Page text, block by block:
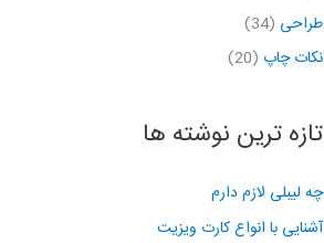
طراحی (34)
نکات چاپ (20)
تازه ترین نوشته ها
چه لیبلی لازم دارم
آشنایی با انواع کارت ویزیت